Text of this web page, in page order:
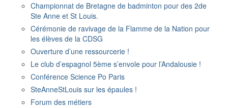
Championnat de Bretagne de badminton pour des 2de
Ste Anne et St Louis.
Cérémonie de ravivage de la Flamme de la Nation pour
les élèves de la CDSG
Ouverture d’une ressourcerie !
Le club d’espagnol 5ème s’envole pour l’Andalousie !
Conférence Science Po Paris
SteAnneStLouis sur les épaules !
Forum des métiers